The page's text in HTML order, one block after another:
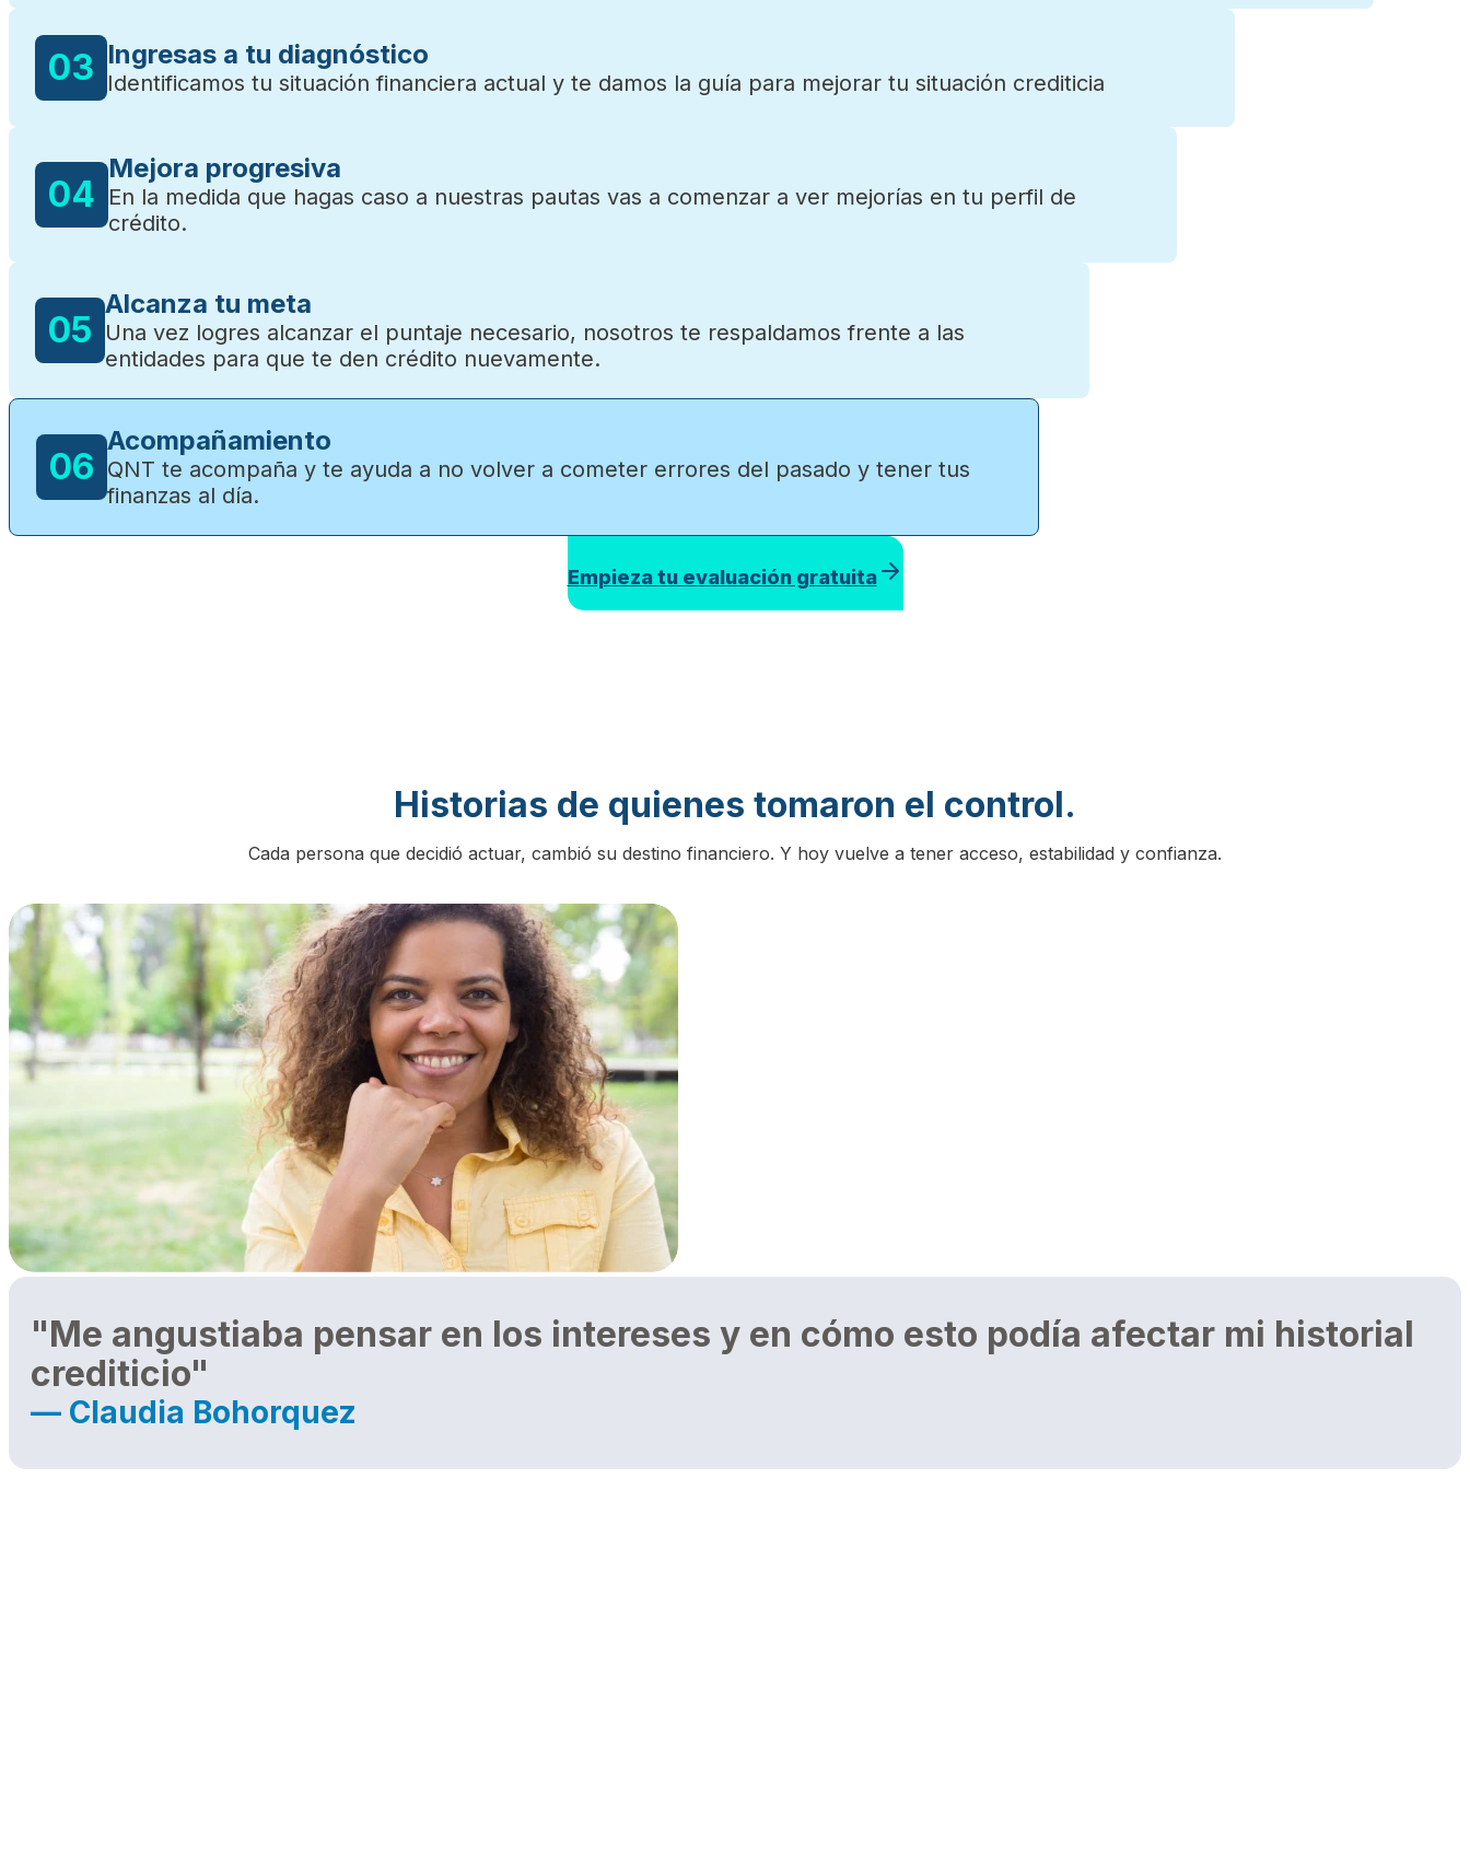
03 Ingresas a tu diagnóstico
Identificamos tu situación financiera actual y te damos la guía para mejorar tu situación crediticia
04
Mejora progresiva
En la medida que hagas caso a nuestras pautas vas a comenzar a ver mejorías en tu perfil de
crédito.
05
Alcanza tu meta
Una vez logres alcanzar el puntaje necesario, nosotros te respaldamos frente a las
entidades para que te den crédito nuevamente.
06
Acompañamiento
QNT te acompaña y te ayuda a no volver a cometer errores del pasado y tener tus
finanzas al día.
Empieza tu evaluación gratuita
Historias de quienes tomaron el control.
Cada persona que decidió actuar, cambió su destino financiero. Y hoy vuelve a tener acceso, estabilidad y confianza.
"Me angustiaba pensar en los intereses y en cómo esto podía afectar mi historial
crediticio"
— Claudia Bohorquez